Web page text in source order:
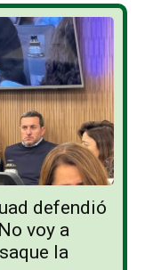
defendió
voy a
la